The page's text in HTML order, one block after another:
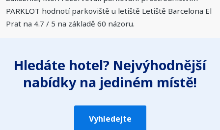
PARKLOT hodnotí parkoviště u letiště Letiště Barcelona El
Prat na 4.7 / 5 na základě 60 názoru.
Hledáte hotel? Nejvýhodnější
nabídky na jediném místě!
Vyhledejte